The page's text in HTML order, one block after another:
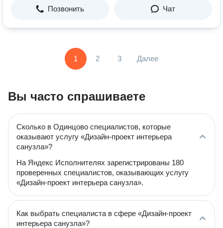
Позвонить Чат
1 2 3 Далее
Вы часто спрашиваете
Сколько в Одинцово специалистов, которые
оказывают услугу «Дизайн-проект интерьера
санузла»?
На Яндекс Исполнителях зарегистрированы 180
проверенных специалистов, оказывающих услугу
«Дизайн-проект интерьера санузла».
Как выбрать специалиста в сфере «Дизайн-проект
интерьера санузла»?